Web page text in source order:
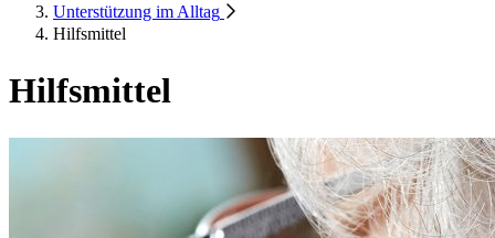
Unterstützung im Alltag
Hilfsmittel
Hilfsmittel